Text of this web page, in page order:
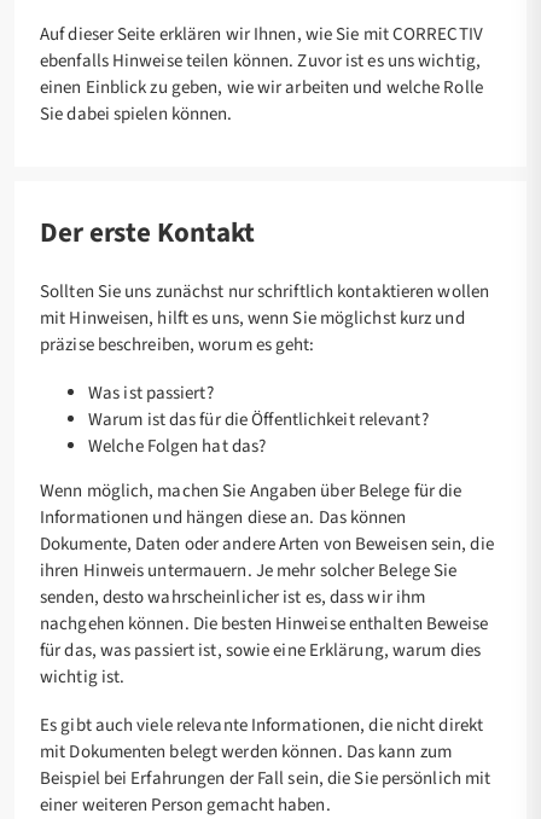
Auf dieser Seite erklären wir Ihnen, wie Sie mit CORRECTIV
ebenfalls Hinweise teilen können. Zuvor ist es uns wichtig,
einen Einblick zu geben, wie wir arbeiten und welche Rolle
Sie dabei spielen können.
Der erste Kontakt
Sollten Sie uns zunächst nur schriftlich kontaktieren wollen
mit Hinweisen, hilft es uns, wenn Sie möglichst kurz und
präzise beschreiben, worum es geht:
Was ist passiert?
Warum ist das für die Öffentlichkeit relevant?
Welche Folgen hat das?
Wenn möglich, machen Sie Angaben über Belege für die
Informationen und hängen diese an. Das können
Dokumente, Daten oder andere Arten von Beweisen sein, die
ihren Hinweis untermauern. Je mehr solcher Belege Sie
senden, desto wahrscheinlicher ist es, dass wir ihm
nachgehen können. Die besten Hinweise enthalten Beweise
für das, was passiert ist, sowie eine Erklärung, warum dies
wichtig ist.
Es gibt auch viele relevante Informationen, die nicht direkt
mit Dokumenten belegt werden können. Das kann zum
Beispiel bei Erfahrungen der Fall sein, die Sie persönlich mit
einer weiteren Person gemacht haben.